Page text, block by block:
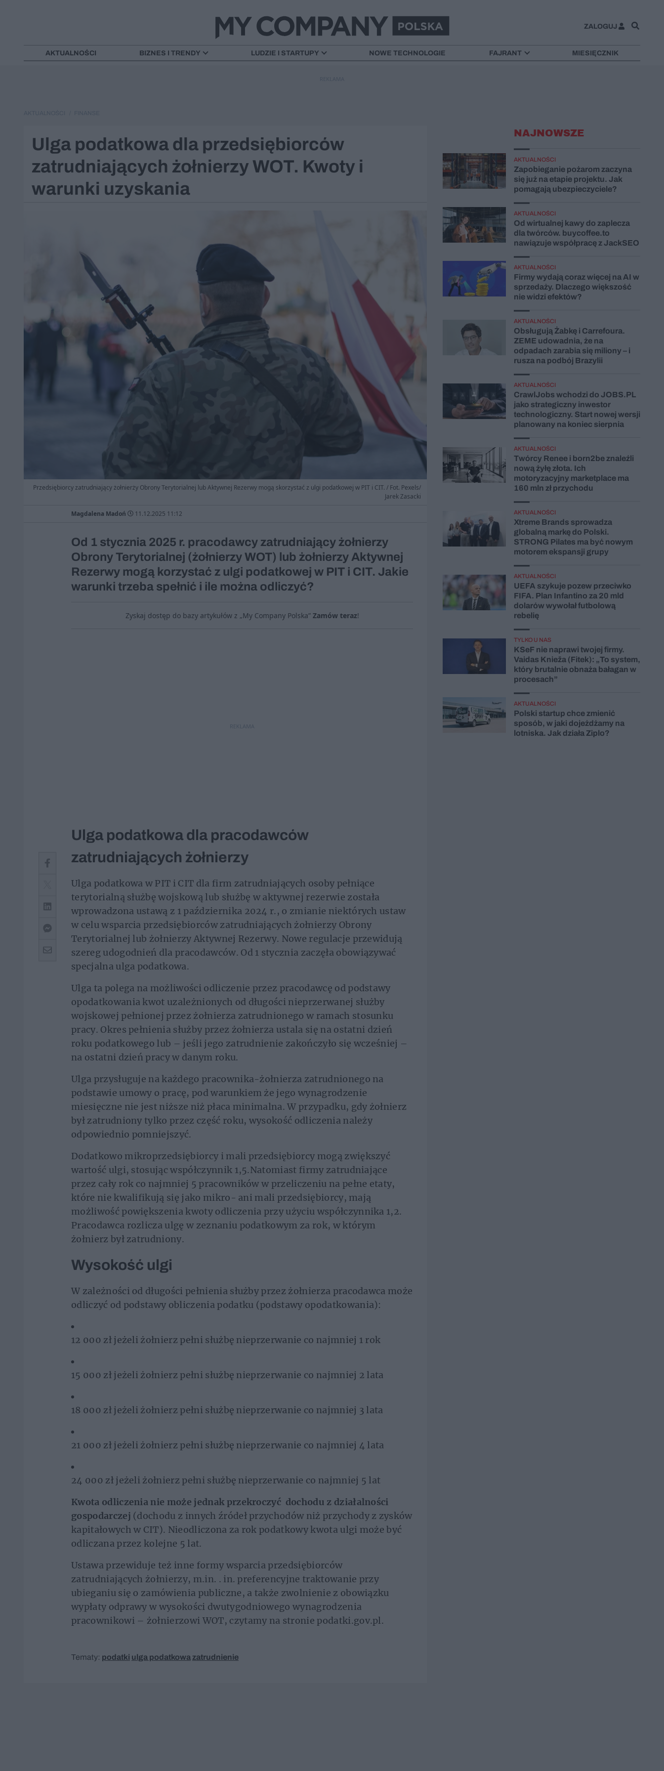
ZALOGUJ
AKTUALNOŚCI BIZNES I TRENDY LUDZIE I STARTUPY NOWE TECHNOLOGIE FAJRANT MIESIĘCZNIK
Ulga podatkowa dla przedsiębiorców
zatrudniających żołnierzy WOT. Kwoty i
warunki uzyskania
Przedsiębiorcy zatrudniający żołnierży Obrony Terytorialnej lub Aktywnej Rezerwy mogą skorzystać z ulgi podatkowej w PIT i CIT. / Fot. Pexels/
Jarek Zasacki
Magdalena Madoń 11.12.2025 11:12
Od 1 stycznia 2025 r. pracodawcy zatrudniający żołnierzy
Obrony Terytorialnej (żołnierzy WOT) lub żołnierzy Aktywnej
Rezerwy mogą korzystać z ulgi podatkowej w PIT i CIT. Jakie
warunki trzeba spełnić i ile można odliczyć?
Zyskaj dostęp do bazy artykułów z „My Company Polska” Zamów teraz!
REKLAMA
Ulga podatkowa dla pracodawców
zatrudniających żołnierzy
Ulga podatkowa w PIT i CIT dla firm zatrudniających osoby pełniące
terytorialną służbę wojskową lub służbę w aktywnej rezerwie została
wprowadzona ustawą z 1 października 2024 r., o zmianie niektórych ustaw
w celu wsparcia przedsiębiorców zatrudniających żołnierzy Obrony
Terytorialnej lub żołnierzy Aktywnej Rezerwy. Nowe regulacje przewidują
szereg udogodnień dla pracodawców. Od 1 stycznia zaczęła obowiązywać
specjalna ulga podatkowa.
Ulga ta polega na możliwości odliczenie przez pracodawcę od podstawy
opodatkowania kwot uzależnionych od długości nieprzerwanej służby
wojskowej pełnionej przez żołnierza zatrudnionego w ramach stosunku
pracy. Okres pełnienia służby przez żołnierza ustala się na ostatni dzień
roku podatkowego lub – jeśli jego zatrudnienie zakończyło się wcześniej –
na ostatni dzień pracy w danym roku.
Ulga przysługuje na każdego pracownika-żołnierza zatrudnionego na
podstawie umowy o pracę, pod warunkiem że jego wynagrodzenie
miesięczne nie jest niższe niż płaca minimalna. W przypadku, gdy żołnierz
był zatrudniony tylko przez część roku, wysokość odliczenia należy
odpowiednio pomniejszyć.
Dodatkowo mikroprzedsiębiorcy i mali przedsiębiorcy mogą zwiększyć
wartość ulgi, stosując współczynnik 1,5.Natomiast firmy zatrudniające
przez cały rok co najmniej 5 pracowników w przeliczeniu na pełne etaty,
które nie kwalifikują się jako mikro- ani mali przedsiębiorcy, mają
możliwość powiększenia kwoty odliczenia przy użyciu współczynnika 1,2.
Pracodawca rozlicza ulgę w zeznaniu podatkowym za rok, w którym
żołnierz był zatrudniony.
Wysokość ulgi
W zależności od długości pełnienia służby przez żołnierza pracodawca może
odliczyć od podstawy obliczenia podatku (podstawy opodatkowania):
12 000 zł jeżeli żołnierz pełni służbę nieprzerwanie co najmniej 1 rok
15 000 zł jeżeli żołnierz pełni służbę nieprzerwanie co najmniej 2 lata
18 000 zł jeżeli żołnierz pełni służbę nieprzerwanie co najmniej 3 lata
21 000 zł jeżeli żołnierz pełni służbę nieprzerwanie co najmniej 4 lata
24 000 zł jeżeli żołnierz pełni służbę nieprzerwanie co najmniej 5 lat
Kwota odliczenia nie może jednak przekroczyć dochodu z działalności
gospodarczej (dochodu z innych źródeł przychodów niż przychody z zysków
kapitałowych w CIT). Nieodliczona za rok podatkowy kwota ulgi może być
odliczana przez kolejne 5 lat.
Ustawa przewiduje też inne formy wsparcia przedsiębiorców
zatrudniających żołnierzy, m.in. . in. preferencyjne traktowanie przy
ubieganiu się o zamówienia publiczne, a także zwolnienie z obowiązku
wypłaty odprawy w wysokości dwutygodniowego wynagrodzenia
pracownikowi – żołnierzowi WOT, czytamy na stronie podatki.gov.pl.
Tematy: podatki ulga podatkowa zatrudnienie
NAJNOWSZE
AKTUALNOŚCI
Zapobieganie pożarom zaczyna
się już na etapie projektu. Jak
pomagają ubezpieczyciele?
AKTUALNOŚCI
Od wirtualnej kawy do zaplecza
dla twórców. buycoffee.to
nawiązuje współpracę z JackSEO
AKTUALNOŚCI
Firmy wydają coraz więcej na AI w
sprzedaży. Dlaczego większość
nie widzi efektów?
AKTUALNOŚCI
Obsługują Żabkę i Carrefoura.
ZEME udowadnia, że na
odpadach zarabia się miliony – i
rusza na podbój Brazylii
AKTUALNOŚCI
CrawlJobs wchodzi do JOBS.PL
jako strategiczny inwestor
technologiczny. Start nowej wersji
planowany na koniec sierpnia
AKTUALNOŚCI
Twórcy Renee i born2be znaleźli
nową żyłę złota. Ich
motoryzacyjny marketplace ma
160 mln zł przychodu
AKTUALNOŚCI
Xtreme Brands sprowadza
globalną markę do Polski.
STRONG Pilates ma być nowym
motorem ekspansji grupy
AKTUALNOŚCI
UEFA szykuje pozew przeciwko
FIFA. Plan Infantino za 20 mld
dolarów wywołał futbolową
rebelię
TYLKO U NAS
KSeF nie naprawi twojej firmy.
Vaidas Knieža (Fitek): „To system,
który brutalnie obnaża bałagan w
procesach”
AKTUALNOŚCI
Polski startup chce zmienić
sposób, w jaki dojeżdżamy na
lotniska. Jak działa Ziplo?